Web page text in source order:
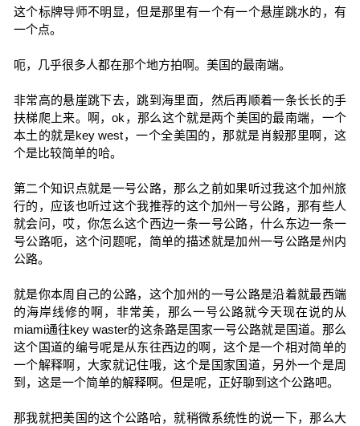
这个标牌导师不明显，但是那里有一个有一个悬崖跳水的，有
一个点。
呃，几乎很多人都在那个地方拍啊。美国的最南端。
非常高的悬崖跳下去，跳到海里面，然后再顺着一条长长的手
扶梯爬上来。啊，ok，那么这个就是两个美国的最南端，一个
本土的就是key west，一个全美国的，那就是肖毅那里啊，这
个是比较简单的哈。
第二个知识点就是一号公路，那么之前如果听过我这个加州旅
行的，应该也听过这个我推荐的这个加州一号公路，那有些人
就会问，哎，你怎么这个西边一条一号公路，什么东边一条一
号公路呃，这个问题呢，简单的描述就是加州一号公路是州内
公路。
就是你本周自己的公路，这个加州的一号公路是沿着就最西端
的海岸线修的啊，非常美，那么一号公路就今天现在说的从
miami通往key waster的这条路是国家一号公路就是国道。那么
这个国道的编号呢是从东往西边的啊，这个是一个相对简单的
一个解释啊，大家就记住哦，这个是国家国道，另外一个是周
到，这是一个简单的解释啊。但是呢，正好聊到这个公路吧。
那我就把美国的这个公路哈，就稍微系统性的说一下，那么大